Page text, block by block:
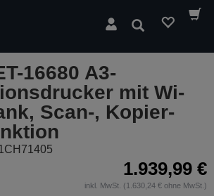
Suchen
16680 A3-
mit Wi-
Scan-, Kopier-
1.939,99 €
inkl. MwSt. (1.630,24 € ohne MwSt.)